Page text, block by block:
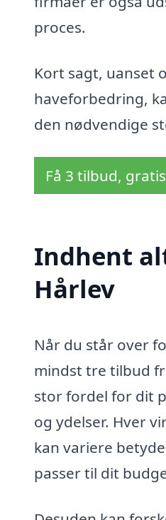
proces.
Kort sagt, uanset
haveforbedring,
den nødvendige
Få 3 tilbud,
Indhent
Hårlev
Når du står over
mindst tre tilbud
stor fordel for dit
og ydelser. Hver
kan variere
passer til dit